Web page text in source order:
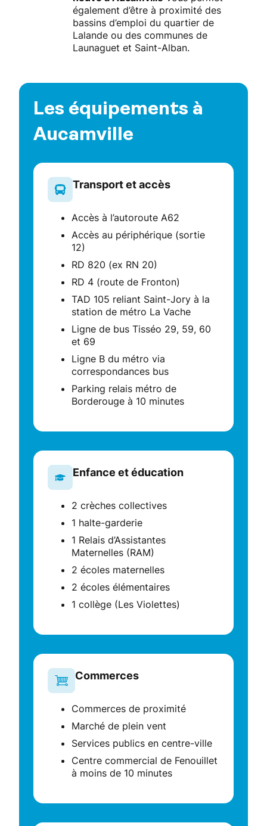
également d’être à proximité des
bassins d’emploi du quartier de
Lalande ou des communes de
Launaguet et Saint-Alban.
Les équipements à
Aucamville
Transport et accès
Accès à l’autoroute A62
Accès au périphérique (sortie
12)
RD 820 (ex RN 20)
RD 4 (route de Fronton)
TAD 105 reliant Saint-Jory à la
station de métro La Vache
Ligne de bus Tisséo 29, 59, 60
et 69
Ligne B du métro via
correspondances bus
Parking relais métro de
Borderouge à 10 minutes
Enfance et éducation
2 crèches collectives
1 halte-garderie
1 Relais d’Assistantes
Maternelles (RAM)
2 écoles maternelles
2 écoles élémentaires
1 collège (Les Violettes)
Commerces
Commerces de proximité
Marché de plein vent
Services publics en centre-ville
Centre commercial de Fenouillet
à moins de 10 minutes